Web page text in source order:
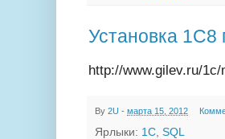
Установка 1С8
http://www.gilev.ru/
By 2U - марта 15, 2012
Ярлыки: 1С SQL